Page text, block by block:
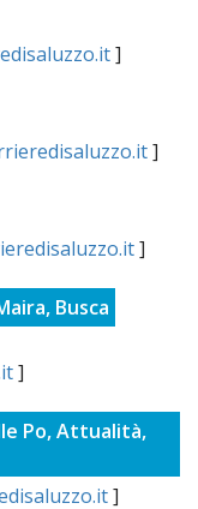
]
]
]
Busca
]
Po, Attualità,
]